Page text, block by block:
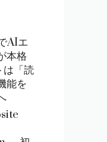
AIエ
本格
「読
能を